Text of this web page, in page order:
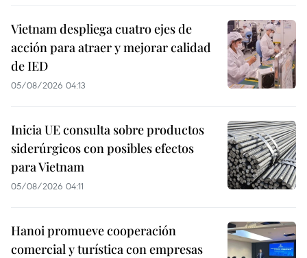
Vietnam despliega cuatro ejes de
acción para atraer y mejorar calidad
de IED
05/08/2026 04:13
Inicia UE consulta sobre productos
siderúrgicos con posibles efectos
para Vietnam
05/08/2026 04:11
Hanoi promueve cooperación
comercial y turística con empresas